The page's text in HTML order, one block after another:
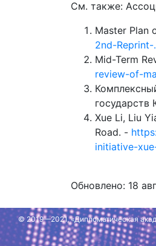
См. также:
Master Plan
2nd-
Mid-Term
review-of-
Xue Li, Liu
Road. -
initiative-
Обновлено: 18
© 2019—2021, «Дипломатическая